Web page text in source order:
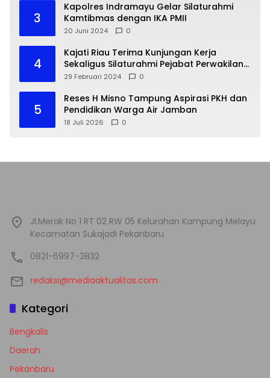
3
Kapolres Indramayu Gelar Silaturahmi
Kamtibmas dengan IKA PMII
20 Juni 2024 0
4
Kajati Riau Terima Kunjungan Kerja
Sekaligus Silaturahmi Pejabat Perwakilan
Bank Indonesia Provinsi Riau
29 Februari 2024 0
5
Reses H Misno Tampung Aspirasi PKH dan
Pendidikan Warga Air Jamban
18 Juli 2026 0
Jl.Merak No 1 RT 02 RW 05 Kelurahan Kampung Melayu
Kecamatan Sukajadi Pekanbaru
0821-6997-3832
redaksi@mediaaktualitas.com
Kategori
Bengkalis
Daerah
Pekanbaru